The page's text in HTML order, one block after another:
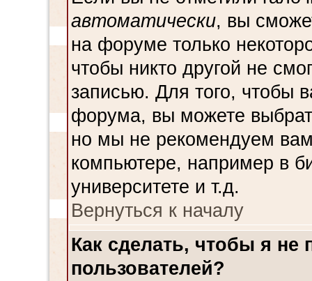
автоматически, вы
на форуме только
чтобы никто другой не
записью. Для того, чтобы
форума, вы можете
но мы не рекомендуем
компьютере, например в
университете и т.д.
Вернуться к началу
Как сделать, чтобы я не
пользователей?